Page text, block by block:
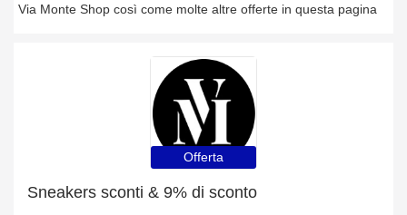
Via Monte Shop così come molte altre offerte in questa pagina
Offerta
Sneakers sconti & 9% di sconto